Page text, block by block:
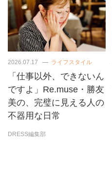
2026.07.17 ライフスタイル
「仕事以外、できないん
ですよ」Re.muse・勝友
美の、完璧に見える人の
不器用な日常
DRESS編集部